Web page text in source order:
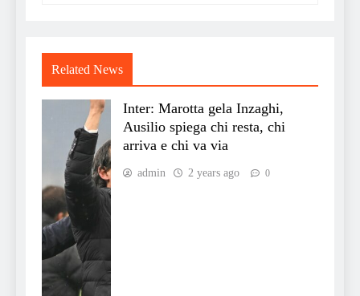
Related News
Inter: Marotta gela Inzaghi,
Ausilio spiega chi resta, chi
arriva e chi va via
admin 2 years ago 0